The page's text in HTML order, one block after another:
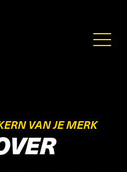
VAN JE MERK